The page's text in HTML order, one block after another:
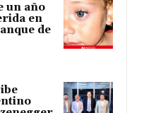
un año
en
de